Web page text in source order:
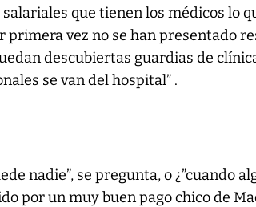
que tienen los médicos lo
primera vez no se han presentado
descubiertas guardias de
se van del hospital” .
nadie”, se pregunta, o ¿”cuando
por un muy buen pago chico de